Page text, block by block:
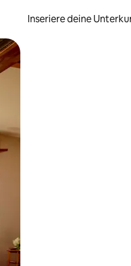
Inseriere deine
oder Wischgesten.